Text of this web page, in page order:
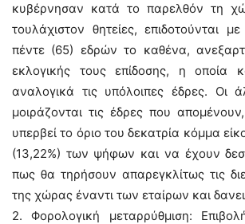
κυβέρνησαν κατά το παρελθόν τη
τουλάχιστον θητείες, επιδοτούνται
πέντε (65) εδρών το καθένα,
εκλογικής τους επίδοσης, η οποία
αναλογικά τις υπόλοιπες έδρες. Οι
μοιράζονται τις έδρες που
υπερβεί το όριο του δεκατρία κόμμα
(13,22%) των ψήφων και να έχουν
πως θα τηρήσουν απαρεγκλίτως τις
της χώρας έναντι των εταίρων και
2. Φορολογική μεταρρύθμιση: